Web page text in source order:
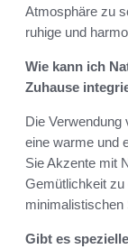
Atmosphäre zu
ruhige und
Wie kann ich
Zuhause
Die Verwendung
eine warme und
Sie Akzente mit
Gemütlichkeit zu
minimalistischen
Gibt es